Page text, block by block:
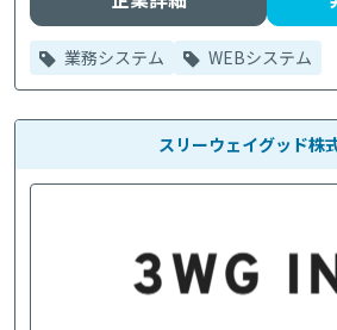
業務システム WEBシステム
スリーウェイグッド株